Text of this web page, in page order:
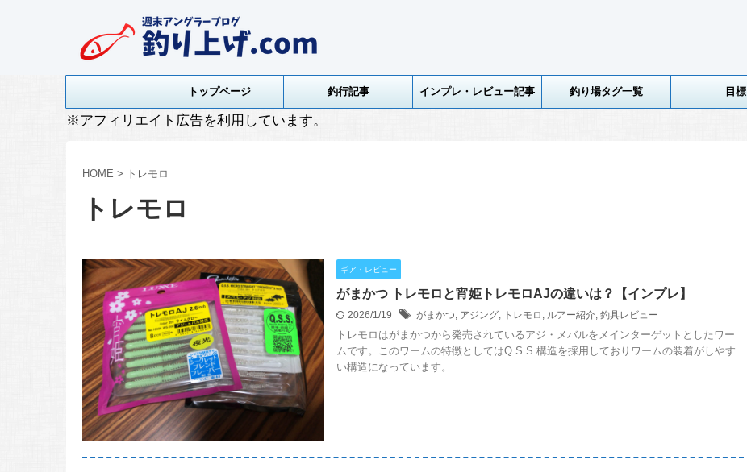
トップページ 釣行記事 インプレ・レビュー記事 釣り場タグ一覧 目標
※アフィリエイト広告を利用しています。
HOME > トレモロ
トレモロ
ギア・レビュー
がまかつ トレモロと宵姫トレモロAJの違いは？【インプレ】
2026/1/19 がまかつ, アジング, トレモロ , ルアー紹介, 釣具レビュー
トレモロはがまかつから発売されているアジ・メバルをメインターゲットとしたワー
ムです。このワームの特徴としてはQ.S.S.構造を採用しておりワームの装着がしやす
い構造になっています。